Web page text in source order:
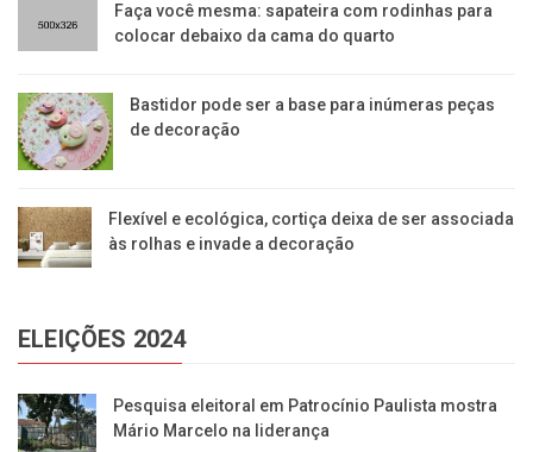
Faça você mesma: sapateira com rodinhas para
colocar debaixo da cama do quarto
Bastidor pode ser a base para inúmeras peças
de decoração
Flexível e ecológica, cortiça deixa de ser associada
às rolhas e invade a decoração
ELEIÇÕES 2024
Pesquisa eleitoral em Patrocínio Paulista mostra
Mário Marcelo na liderança